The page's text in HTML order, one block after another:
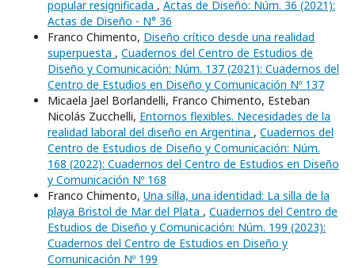
popular resignificada , Actas de Diseño: Núm. 36 (2021):
Actas de Diseño - N° 36
Franco Chimento, Diseño crítico desde una realidad
superpuesta , Cuadernos del Centro de Estudios de
Diseño y Comunicación: Núm. 137 (2021): Cuadernos del
Centro de Estudios en Diseño y Comunicación Nº 137
Micaela Jael Borlandelli, Franco Chimento, Esteban
Nicolás Zucchelli, Entornos flexibles. Necesidades de la
realidad laboral del diseño en Argentina , Cuadernos del
Centro de Estudios de Diseño y Comunicación: Núm.
168 (2022): Cuadernos del Centro de Estudios en Diseño
y Comunicación Nº 168
Franco Chimento, Una silla, una identidad: La silla de la
playa Bristol de Mar del Plata , Cuadernos del Centro de
Estudios de Diseño y Comunicación: Núm. 199 (2023):
Cuadernos del Centro de Estudios en Diseño y
Comunicación Nº 199